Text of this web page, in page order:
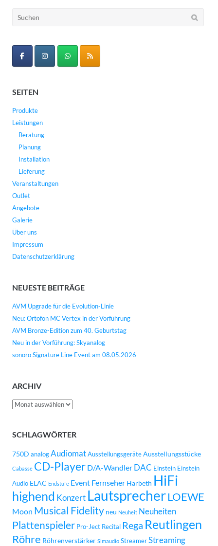
Suchen
SEITEN
Produkte
Leistungen
Beratung
Planung
Installation
Lieferung
Veranstaltungen
Outlet
Angebote
Galerie
Über uns
Impressum
Datenschutzerklärung
NEUESTE BEITRÄGE
AVM Upgrade für die Evolution-Linie
Neu: Ortofon MC Vertex in der Vorführung
AVM Bronze-Edition zum 40. Geburtstag
Neu in der Vorführung: Skyanalog
sonoro Signature Line Event am 08.05.2026
ARCHIV
Archiv
SCHLAGWÖRTER
750D analog Audiomat Ausstellungsgeräte Ausstellungsstücke
Cabasse CD-Player D/A-Wandler DAC Einstein Einstein
Audio ELAC Endstufe Event Fernseher Harbeth HiFi
highend Konzert LautsprecherLOEWE
Moon Musical Fidelity neu Neuheit Neuheiten
Plattenspieler Pro-Ject Recital Rega Reutlingen
Röhre Röhrenverstärker Simaudio Streamer Streaming